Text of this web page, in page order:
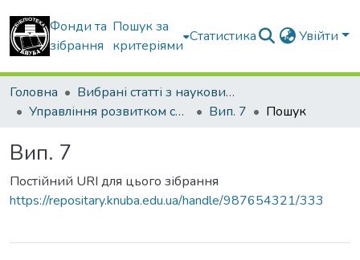
Фонди та
зібрання
Пошук за
критеріями
Статистика Увійти
Головна
Вибрані статті з наукових збірників КНУБА
Управління розвитком складних систем
Вип. 7 Пошук
Вип. 7
Постійний URI для цього зібрання
https://repositary.knuba.edu.ua/handle/987654321/333